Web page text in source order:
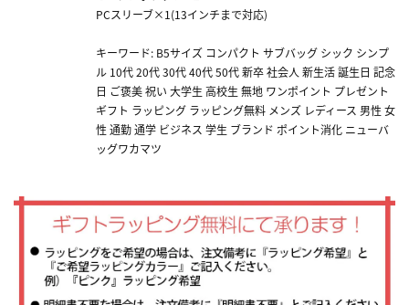
PCスリーブ×1(13インチまで対応)
キーワード: B5サイズ コンパクト サブバッグ シック シンプ
ル 10代 20代 30代 40代 50代 新卒 社会人 新生活 誕生日 記念
日 ご褒美 祝い 大学生 高校生 無地 ワンポイント プレゼント
ギフト ラッピング ラッピング無料 メンズ レディース 男性 女
性 通勤 通学 ビジネス 学生 ブランド ポイント消化 ニューバ
ッグワカマツ